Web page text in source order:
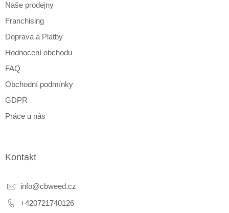
Naše prodejny
Franchising
Doprava a Platby
Hodnocení obchodu
FAQ
Obchodní podmínky
GDPR
Práce u nás
Kontakt
info@cbweed.cz
+420721740126